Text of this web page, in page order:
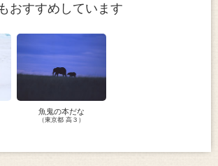
おすすめしています
魚鬼の本だな
（東京都 高３）